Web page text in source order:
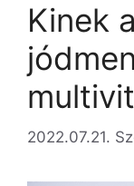
Kinek
2022.07.21.